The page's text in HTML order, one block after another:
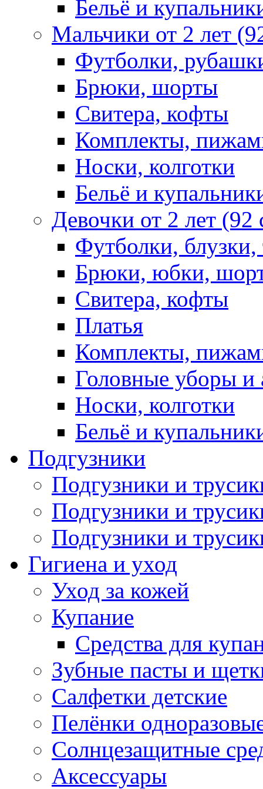
Бельё и
Мальчики от 2 лет
Футболки,
Брюки, шорты
Свитера, кофты
Комплекты,
Носки, колготки
Бельё и
Девочки от 2 лет
Футболки,
Брюки, юбки,
Свитера, кофты
Платья
Комплекты,
Головные уборы и
Носки, колготки
Бельё и
Подгузники
Подгузники и
Подгузники и
Подгузники и
Гигиена и уход
Уход за кожей
Купание
Средства для
Зубные пасты и
Салфетки детские
Пелёнки
Солнцезащитные
Аксессуары